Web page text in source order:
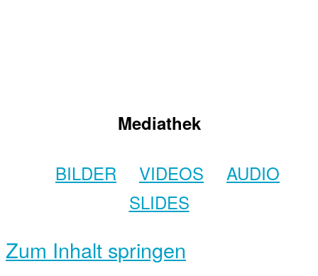
Mediathek
BILDER VIDEOS
AUDIO
SLIDES
Zum Inhalt springen